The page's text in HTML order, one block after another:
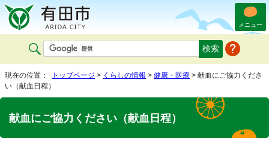
メニュー
現在の位置： トップページ > くらしの情報 > 健康・医療 > 献血にご協力くださ
い（献血日程）
献血にご協力ください（献血日程）